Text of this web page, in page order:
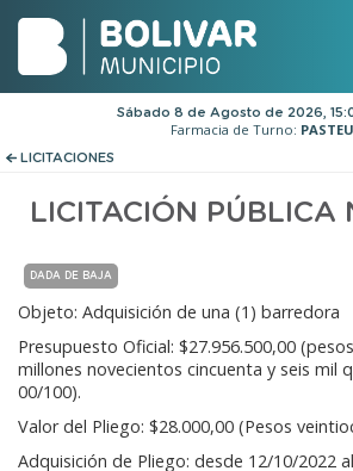
Sábado 8 de Agosto de 2026,
Farmacia de Turno:
LICITACIONES
LICITACIÓN PÚBLICA
DADA DE BAJA
Objeto: Adquisición de una (1) barredora
Presupuesto Oficial: $27.956.500,00
millones novecientos cincuenta y seis mil
00/100).
Valor del Pliego: $28.000,00 (Pesos
Adquisición de Pliego: desde 12/10/2022